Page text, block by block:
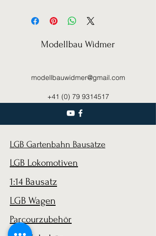
Modellbau Widmer
modellbauwidmer@gmail.com
+41 (0) 79 9314517
LGB Gartenbahn Bausätze
LGB Lokomotiven
1:14 Bausatz
LGB Wagen
Parcourzubehör